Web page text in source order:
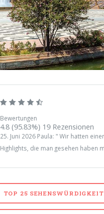
Bewertungen
4.8 (95.83%) 19 Rezensionen
25. Juni 2026 Paula: "Wir hatten
Highlights, die man gesehen haben
TOP 25